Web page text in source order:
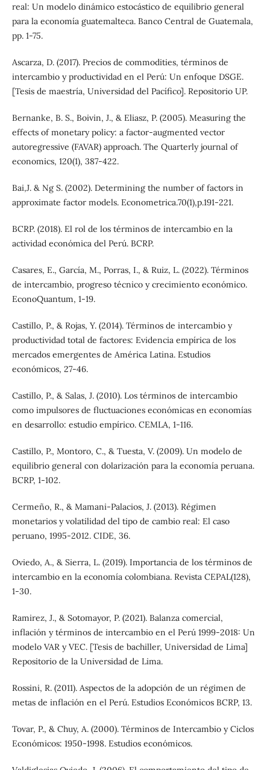
real: Un modelo dinámico estocástico de equilibrio general
para la economía guatemalteca. Banco Central de Guatemala,
pp. 1-75.
Ascarza, D. (2017). Precios de commodities, términos de
intercambio y productividad en el Perú: Un enfoque DSGE.
[Tesis de maestría, Universidad del Pacífico]. Repositorio UP.
Bernanke, B. S., Boivin, J., & Eliasz, P. (2005). Measuring the
effects of monetary policy: a factor-augmented vector
autoregressive (FAVAR) approach. The Quarterly journal of
economics, 120(1), 387-422.
Bai,J. & Ng S. (2002). Determining the number of factors in
approximate factor models. Econometrica.70(1),p.191-221.
BCRP. (2018). El rol de los términos de intercambio en la
actividad económica del Perú. BCRP.
Casares, E., García, M., Porras, I., & Ruiz, L. (2022). Términos
de intercambio, progreso técnico y crecimiento económico.
EconoQuantum, 1-19.
Castillo, P., & Rojas, Y. (2014). Términos de intercambio y
productividad total de factores: Evidencia empírica de los
mercados emergentes de América Latina. Estudios
económicos, 27-46.
Castillo, P., & Salas, J. (2010). Los términos de intercambio
como impulsores de fluctuaciones económicas en economías
en desarrollo: estudio empírico. CEMLA, 1-116.
Castillo, P., Montoro, C., & Tuesta, V. (2009). Un modelo de
equilibrio general con dolarización para la economía peruana.
BCRP, 1-102.
Cermeño, R., & Mamani-Palacios, J. (2013). Régimen
monetarios y volatilidad del tipo de cambio real: El caso
peruano, 1995-2012. CIDE, 36.
Oviedo, A., & Sierra, L. (2019). Importancia de los términos de
intercambio en la economía colombiana. Revista CEPAL(128),
1-30.
Ramirez, J., & Sotomayor, P. (2021). Balanza comercial,
inflación y términos de intercambio en el Perú 1999-2018: Un
modelo VAR y VEC. [Tesis de bachiller, Universidad de Lima]
Repositorio de la Universidad de Lima.
Rossini, R. (2011). Aspectos de la adopción de un régimen de
metas de inflación en el Perú. Estudios Económicos BCRP, 13.
Tovar, P., & Chuy, A. (2000). Términos de Intercambio y Ciclos
Económicos: 1950-1998. Estudios económicos.